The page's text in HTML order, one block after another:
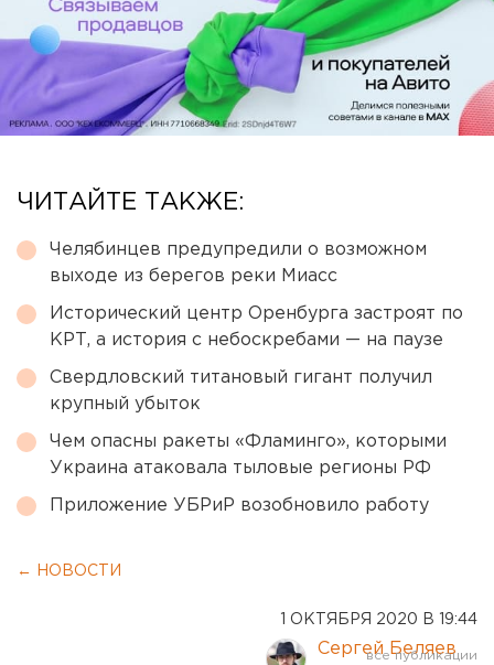
ЧИТАЙТЕ ТАКЖЕ:
Челябинцев предупредили о возможном
выходе из берегов реки Миасс
Исторический центр Оренбурга застроят по
КРТ, а история с небоскребами — на паузе
Свердловский титановый гигант получил
крупный убыток
Чем опасны ракеты «Фламинго», которыми
Украина атаковала тыловые регионы РФ
Приложение УБРиР возобновило работу
← НОВОСТИ
1 ОКТЯБРЯ 2020 В 19:44
Сергей Беляев